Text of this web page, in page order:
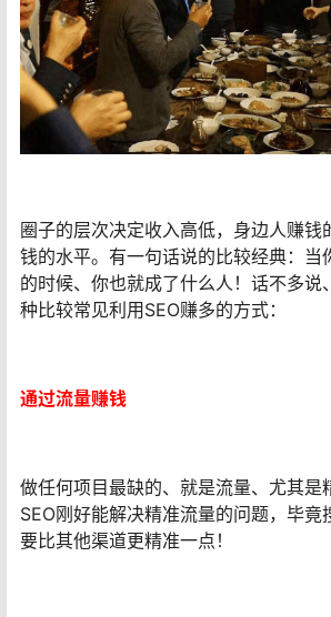
圈子的层次决定收入高低，身边人赚钱
钱的水平。有一句话说的比较经典：当
的时候、你也就成了什么人！话不多说
种比较常见利用SEO赚多的方式：
通过流量赚钱
做任何项目最缺的、就是流量、尤其是
SEO刚好能解决精准流量的问题，毕竟
要比其他渠道更精准一点！